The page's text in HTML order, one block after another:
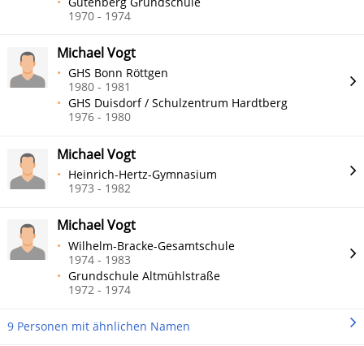
1970 - 1974
Michael Vogt
GHS Bonn Röttgen
1980 - 1981
GHS Duisdorf / Schulzentrum Hardtberg
1976 - 1980
Michael Vogt
Heinrich-Hertz-Gymnasium
1973 - 1982
Michael Vogt
Wilhelm-Bracke-Gesamtschule
1974 - 1983
Grundschule Altmühlstraße
1972 - 1974
9 Personen mit ähnlichen Namen